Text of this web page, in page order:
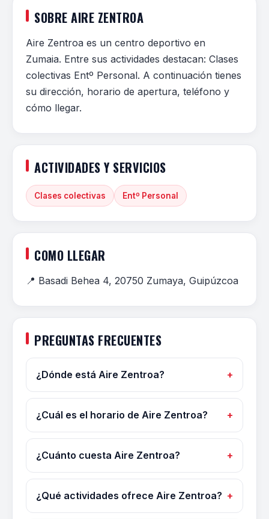
SOBRE AIRE ZENTROA
Aire Zentroa es un centro deportivo en
Zumaia. Entre sus actividades destacan: Clases
colectivas Entº Personal. A continuación tienes
su dirección, horario de apertura, teléfono y
cómo llegar.
ACTIVIDADES Y SERVICIOS
Clases colectivas Entº Personal
COMO LLEGAR
📍 Basadi Behea 4, 20750 Zumaya, Guipúzcoa
PREGUNTAS FRECUENTES
¿Dónde está Aire Zentroa?
¿Cuál es el horario de Aire Zentroa?
¿Cuánto cuesta Aire Zentroa?
¿Qué actividades ofrece Aire Zentroa?